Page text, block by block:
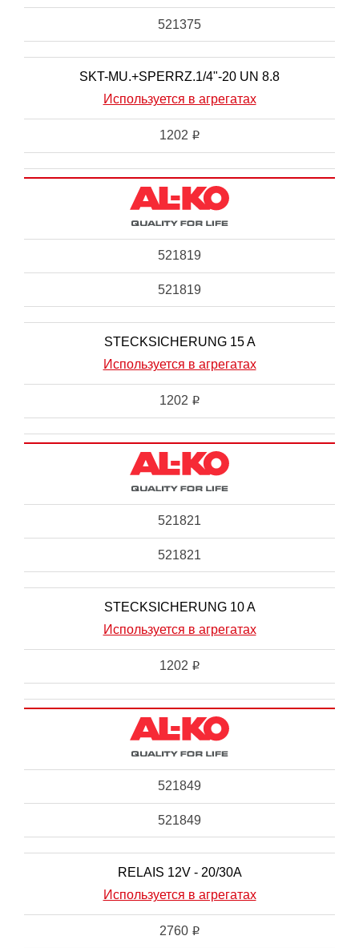
521375
SKT-MU.+SPERRZ.1/4"-20 UN 8.8
Используется в агрегатах
1202 i
521819
521819
STECKSICHERUNG 15 A
Используется в агрегатах
1202 i
521821
521821
STECKSICHERUNG 10 A
Используется в агрегатах
1202 i
521849
521849
RELAIS 12V - 20/30A
Используется в агрегатах
2760 i